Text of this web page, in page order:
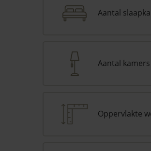
Aantal
Aantal kamers
Oppervlakte